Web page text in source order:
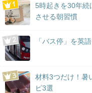
5時起きを30年続
させる朝習慣
「バス停」を英
材料3つだけ！暑
ピ3選